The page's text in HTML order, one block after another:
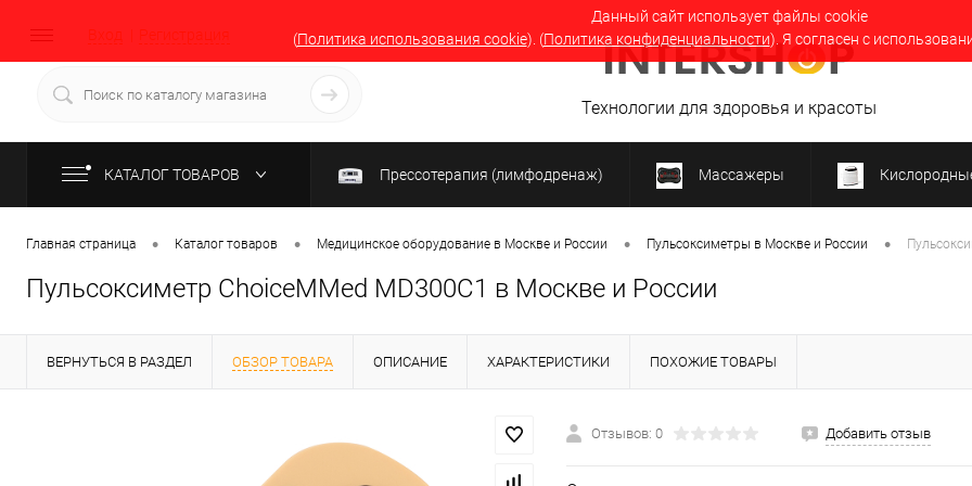
Данный сайт использует файлы cookie
(Политика использования cookie). (Политика конфиденциальности). Я согласен с
Вход Регистрация
Технологии для здоровья и красоты
КАТАЛОГ ТОВАРОВ Прессотерапия (лимфодренаж) Массажеры
Главная страница • Каталог товаров • Медицинское оборудование в Москве и России • Пульсоксиметры в Москве и России •
Пульсоксиметр ChoiceMMed MD300C1 в Москве и России
ВЕРНУТЬСЯ В РАЗДЕЛ ОБЗОР ТОВАРА ОПИСАНИЕ ХАРАКТЕРИСТИКИ ПОХОЖИЕ ТОВАРЫ
Отзывов: 0 Добавить отзыв